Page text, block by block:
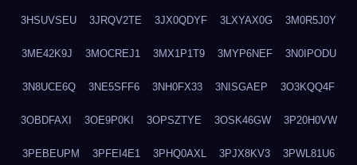
3HSUVSEU 3JRQV2TE 3JX0QDYF 3LXYAX0G 3M0R5J0Y
3ME42K9J 3MOCREJ1 3MX1P1T9 3MYP6NEF 3N0IPODU
3N8UCE6Q 3NE5SFF6 3NH0FX33 3NISGAEP 3O3KQQ4F
3OBDFAXI 3OE9P0KI 3OPSZTYE 3OSK46GW 3P20H0VW
3PEBEUPM 3PFEI4E1 3PHQ0AXL 3PJX8KV3 3PWL81U6